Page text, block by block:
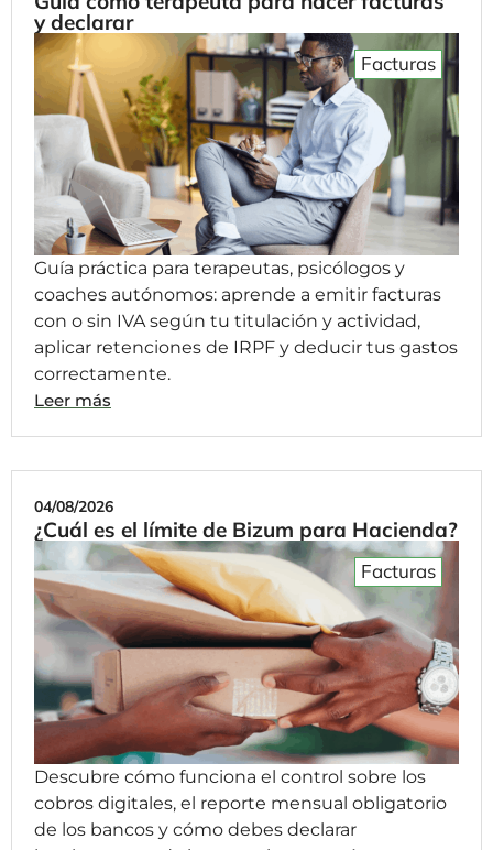
y declarar
Guía práctica para terapeutas, psicólogos y
coaches autónomos: aprende a emitir facturas
con o sin IVA según tu titulación y actividad,
aplicar retenciones de IRPF y deducir tus gastos
correctamente.
Leer más
Facturas
04/08/2026
¿Cuál es el límite de Bizum para Hacienda?
Descubre cómo funciona el control sobre los
cobros digitales, el reporte mensual obligatorio
de los bancos y cómo debes declarar
Facturas